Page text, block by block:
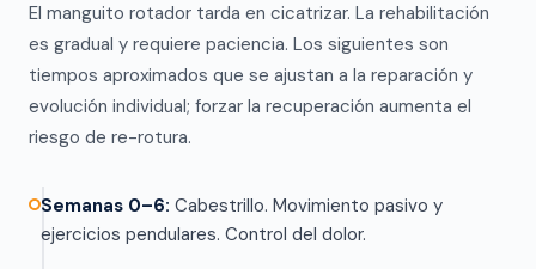
El manguito rotador tarda en cicatrizar. La rehabilitación
es gradual y requiere paciencia. Los siguientes son
tiempos aproximados que se ajustan a la reparación y
evolución individual; forzar la recuperación aumenta el
riesgo de re-rotura.
Semanas 0–6: Cabestrillo. Movimiento pasivo y
ejercicios pendulares. Control del dolor.